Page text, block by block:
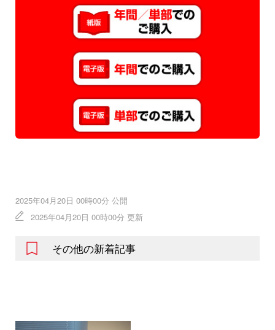
2025年04月20日 00時00分 公開
2025年04月20日 00時00分 更新
その他の新着記事